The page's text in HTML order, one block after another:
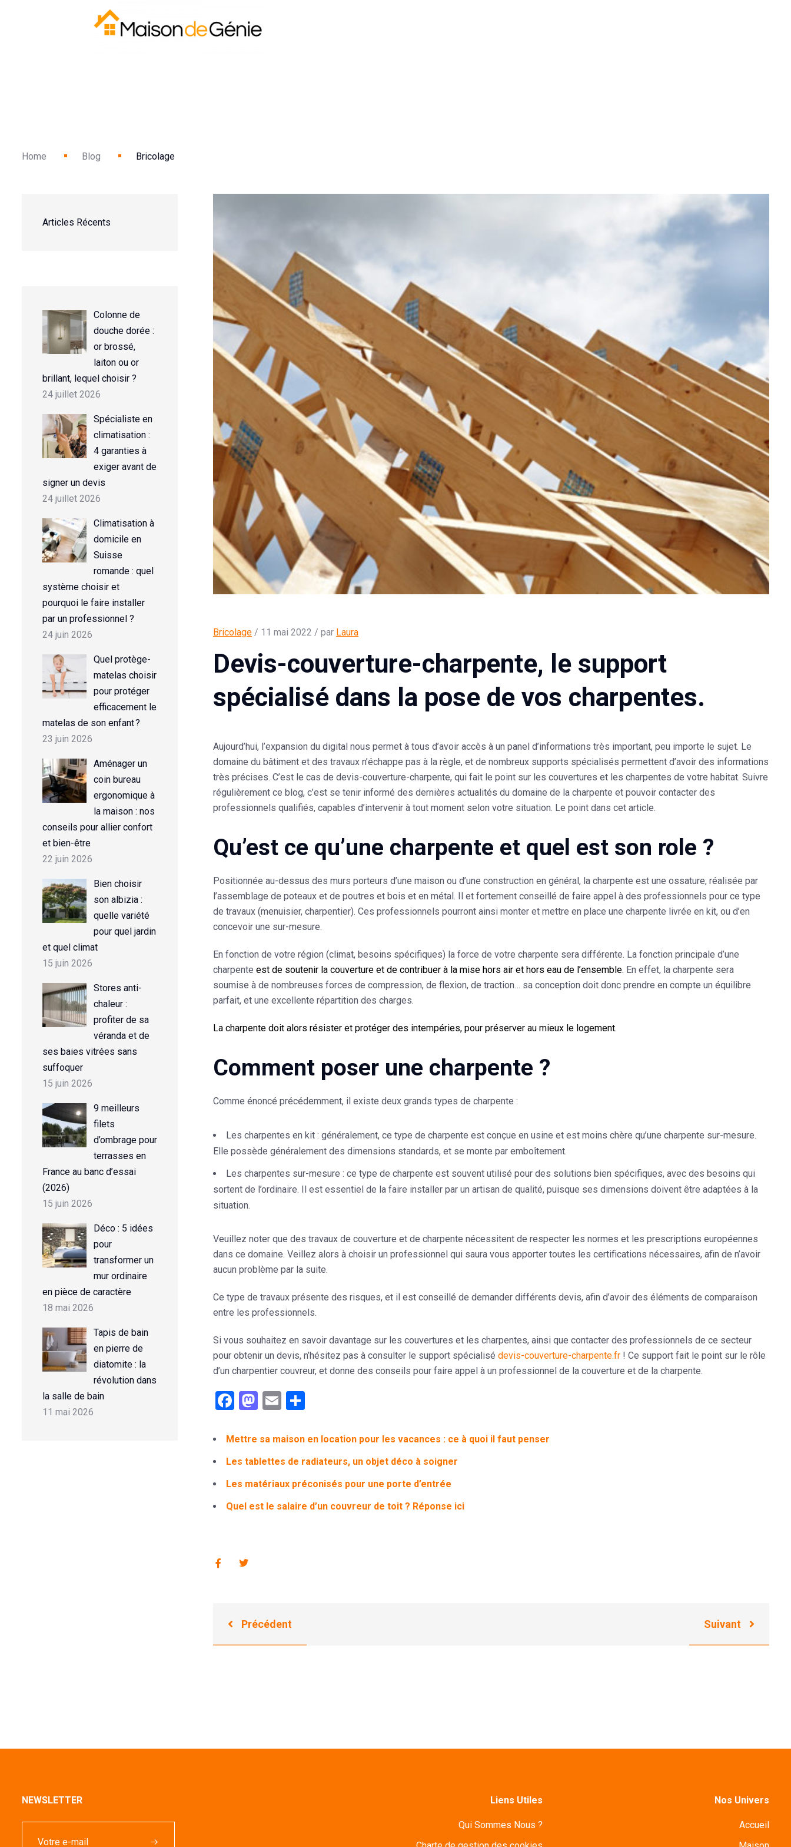
Home Blog Bricolage
Articles Récents
Colonne de
douche dorée :
or brossé,
laiton ou or
brillant, lequel choisir ?
24 juillet 2026
Spécialiste en
climatisation :
4 garanties à
exiger avant de
signer un devis
24 juillet 2026
Climatisation à
domicile en
Suisse
romande : quel
système choisir et
pourquoi le faire installer
par un professionnel ?
24 juin 2026
Quel protège-
matelas choisir
pour protéger
efficacement le
matelas de son enfant ?
23 juin 2026
Aménager un
coin bureau
ergonomique à
la maison : nos
conseils pour allier confort
et bien-être
22 juin 2026
Bien choisir
son albizia :
quelle variété
pour quel jardin
et quel climat
15 juin 2026
Stores anti-
chaleur :
profiter de sa
véranda et de
ses baies vitrées sans
suffoquer
15 juin 2026
9 meilleurs
filets
d’ombrage pour
terrasses en
France au banc d’essai
(2026)
15 juin 2026
Déco : 5 idées
pour
transformer un
mur ordinaire
en pièce de caractère
18 mai 2026
Tapis de bain
en pierre de
diatomite : la
révolution dans
la salle de bain
11 mai 2026
Bricolage / 11 mai 2022 / par Laura
Devis-couverture-charpente, le support
spécialisé dans la pose de vos charpentes.
Aujourd’hui, l’expansion du digital nous permet à tous d’avoir accès à un panel d’informations très important, peu importe le sujet. Le
domaine du bâtiment et des travaux n’échappe pas à la règle, et de nombreux supports spécialisés permettent d’avoir des informations
très précises. C’est le cas de devis-couverture-charpente, qui fait le point sur les couvertures et les charpentes de votre habitat. Suivre
régulièrement ce blog, c’est se tenir informé des dernières actualités du domaine de la charpente et pouvoir contacter des
professionnels qualifiés, capables d’intervenir à tout moment selon votre situation. Le point dans cet article.
Qu’est ce qu’une charpente et quel est son role ?
Positionnée au-dessus des murs porteurs d’une maison ou d’une construction en général, la charpente est une ossature, réalisée par
l’assemblage de poteaux et de poutres et bois et en métal. Il et fortement conseillé de faire appel à des professionnels pour ce type
de travaux (menuisier, charpentier). Ces professionnels pourront ainsi monter et mettre en place une charpente livrée en kit, ou d’en
concevoir une sur-mesure.
En fonction de votre région (climat, besoins spécifiques) la force de votre charpente sera différente. La fonction principale d’une
charpente est de soutenir la couverture et de contribuer à la mise hors air et hors eau de l’ensemble. En effet, la charpente sera
soumise à de nombreuses forces de compression, de flexion, de traction… sa conception doit donc prendre en compte un équilibre
parfait, et une excellente répartition des charges.
La charpente doit alors résister et protéger des intempéries, pour préserver au mieux le logement.
Comment poser une charpente ?
Comme énoncé précédemment, il existe deux grands types de charpente :
Les charpentes en kit : généralement, ce type de charpente est conçue en usine et est moins chère qu’une charpente sur-mesure.
Elle possède généralement des dimensions standards, et se monte par emboîtement.
Les charpentes sur-mesure : ce type de charpente est souvent utilisé pour des solutions bien spécifiques, avec des besoins qui
sortent de l’ordinaire. Il est essentiel de la faire installer par un artisan de qualité, puisque ses dimensions doivent être adaptées à la
situation.
Veuillez noter que des travaux de couverture et de charpente nécessitent de respecter les normes et les prescriptions européennes
dans ce domaine. Veillez alors à choisir un professionnel qui saura vous apporter toutes les certifications nécessaires, afin de n’avoir
aucun problème par la suite.
Ce type de travaux présente des risques, et il est conseillé de demander différents devis, afin d’avoir des éléments de comparaison
entre les professionnels.
Si vous souhaitez en savoir davantage sur les couvertures et les charpentes, ainsi que contacter des professionnels de ce secteur
pour obtenir un devis, n’hésitez pas à consulter le support spécialisé devis-couverture-charpente.fr ! Ce support fait le point sur le rôle
d’un charpentier couvreur, et donne des conseils pour faire appel à un professionnel de la couverture et de la charpente.
Facebook
Mastodon
Email
Mettre sa maison en location pour les vacances : ce à quoi il faut penser
Les tablettes de radiateurs, un objet déco à soigner
Les matériaux préconisés pour une porte d’entrée
Quel est le salaire d’un couvreur de toit ? Réponse ici
Précédent Suivant
NEWSLETTER Liens Utiles
Qui Sommes Nous ?
Nos Univers
Accueil